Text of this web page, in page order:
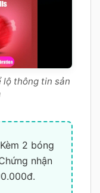
lộ thông tin sản
2 bóng
nhận